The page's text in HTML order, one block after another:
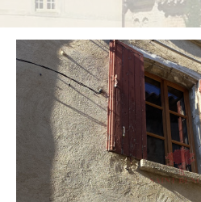
Type
Vente
Type
de
bien
Type de bien
Ville
Budget
Budget